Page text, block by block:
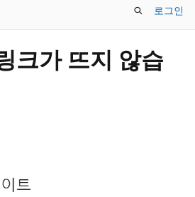
로그인
크가 뜨지 않습